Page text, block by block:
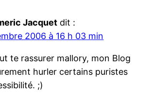
Jacquet dit :
2006 à 16 h 03 min
te rassurer mallory, mon Blog
hurler certains puristes
;)